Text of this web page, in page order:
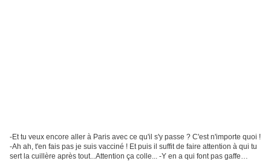
-Et tu veux encore aller à Paris avec ce qu'il s'y passe ? C'est n'importe quoi !
-Ah ah, t'en fais pas je suis vacciné ! Et puis il suffit de faire attention à qui tu
sert la cuillère après tout...Attention ça colle... -Y en a qui font pas gaffe